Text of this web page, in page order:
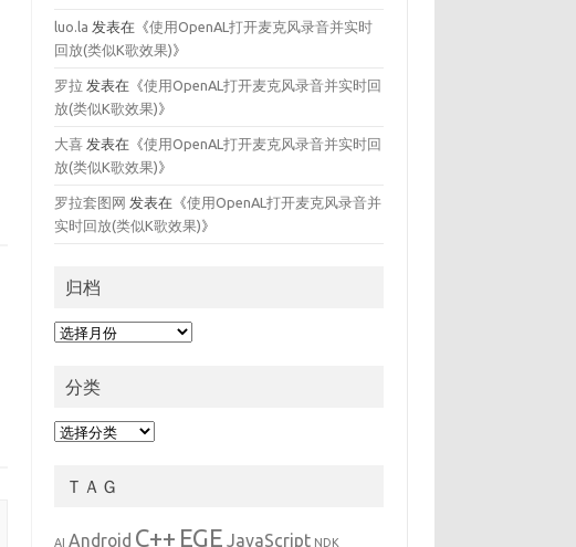
luo.la 发表在《使用OpenAL打开麦克风录音并实时
回放(类似K歌效果)》
罗拉 发表在《使用OpenAL打开麦克风录音并实时回
放(类似K歌效果)》
大喜 发表在《使用OpenAL打开麦克风录音并实时回
放(类似K歌效果)》
罗拉套图网 发表在《使用OpenAL打开麦克风录音并
实时回放(类似K歌效果)》
归档
归
分类
分
ＴＡＧ
AI Android C++ EGE JavaScript NDK